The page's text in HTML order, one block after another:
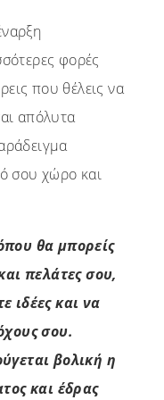
φορές
που θέλεις να
απόλυτα
σου χώρο και
θα μπορείς
πελάτες σου,
ιδέες και να
σου.
βολική η
και έδρας